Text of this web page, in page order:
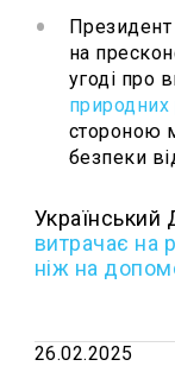
на
угоді про
природних
стороною
безпеки
витрачає на
ніж на
26.02.2025